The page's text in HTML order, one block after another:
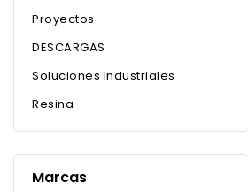
Proyectos
DESCARGAS
Soluciones Industriales
Resina
Marcas